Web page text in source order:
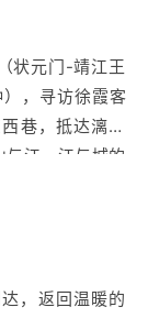
子们接触大自
自然，热爱环境
上，让鸟儿住
山特色的精美
小故事，提高
化。我们为小
斑来记录这美
（状元门-靖江王
，寻访徐霞客
巷，抵达漓江
江，江与城的
以中国传统造
件，以史料、
了宋代建筑特
亚风情演艺。
，返回温暖的